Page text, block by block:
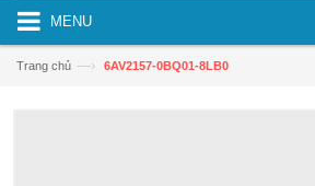
MENU
Trang chủ —› 6AV2157-0BQ01-8LB0